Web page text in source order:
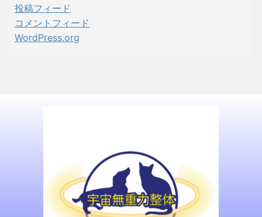
投稿フィード
コメントフィード
WordPress.org